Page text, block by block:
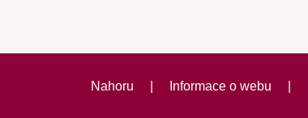
Nahoru Informace o webu